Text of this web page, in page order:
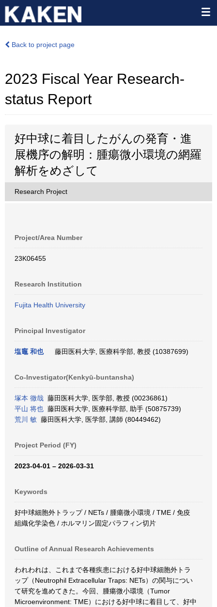
Back to project page
2023 Fiscal Year Research-
status Report
好中球に着目したがんの発育・進
展機序の解明：腫瘍微小環境の網羅
解析をめざして
Research Project
Project/Area Number
23K06455
Research Institution
Fujita Health University
Principal Investigator
塩竈 和也 藤田医科大学, 医療科学部, 教授 (10387699)
Co-Investigator(Kenkyū-buntansha)
塚本 徹哉 藤田医科大学, 医学部, 教授 (00236861)
平山 将也 藤田医科大学, 医療科学部, 助手 (50875739)
荒川 敏 藤田医科大学, 医学部, 講師 (80449462)
Project Period (FY)
2023-04-01 – 2026-03-31
Keywords
好中球細胞外トラップ / NETs / 腫瘍微小環境 / TME / 免疫
組織化学染色 / ホルマリン固定パラフィン切片
Outline of Annual Research Achievements
われわれは、これまで各種疾患における好中球細胞外トラ
ップ（Neutrophil Extracellular Traps: NETs）の関与につい
て研究を進めてきた。今回、腫瘍微小環境（Tumor
Microenvironment: TME）における好中球に着目して、好中